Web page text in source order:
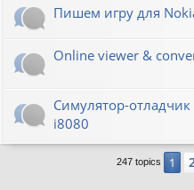
Пишем игру для
Online viewer &
Симулятор-
i8080
247 topics 1